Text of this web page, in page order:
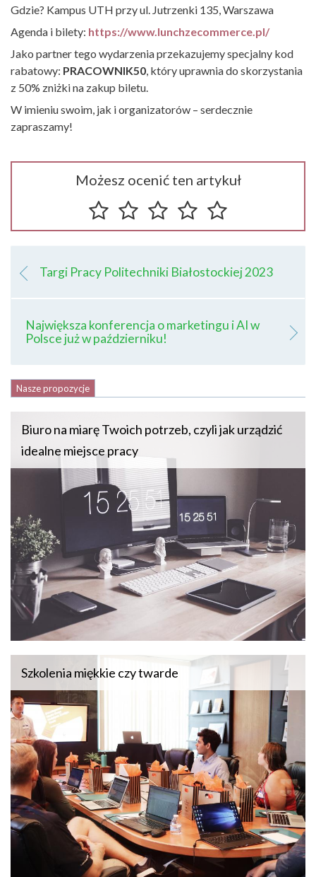
Gdzie? Kampus UTH przy ul. Jutrzenki 135, Warszawa
Agenda i bilety: https://www.lunchzecommerce.pl/
Jako partner tego wydarzenia przekazujemy specjalny kod
rabatowy: PRACOWNIK50 , który uprawnia do skorzystania
z 50% zniżki na zakup biletu.
W imieniu swoim, jak i organizatorów – serdecznie
zapraszamy!
Możesz ocenić ten artykuł
Targi Pracy Politechniki Białostockiej 2023
Największa konferencja o marketingu i AI w
Polsce już w październiku!
Nasze propozycje
Biuro na miarę Twoich potrzeb, czyli jak urządzić
idealne miejsce pracy
Szkolenia miękkie czy twarde